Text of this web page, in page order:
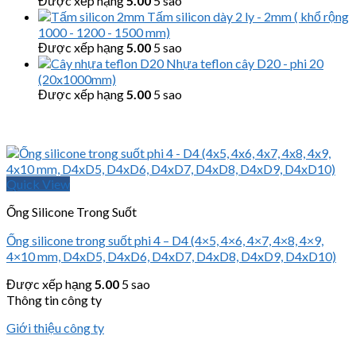
Tấm silicon dày 2 ly - 2mm ( khổ rộng
1000 - 1200 - 1500 mm)
Được xếp hạng5.00 5 sao
Nhựa teflon cây D20 - phi 20
(20x1000mm)
Được xếp hạng5.00 5 sao
Quick View
Ống Silicone Trong Suốt
Ống silicone trong suốt phi 4 – D4 (4×5, 4×6, 4×7, 4×8, 4×9,
4×10 mm, D4xD5, D4xD6, D4xD7, D4xD8, D4xD9, D4xD10)
Được xếp hạng5.00 5 sao
Thông tin công ty
Giới thiệu công ty